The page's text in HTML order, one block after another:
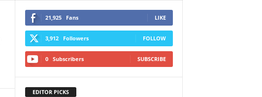
21,925 Fans LIKE
3,912 Followers FOLLOW
0 Subscribers SUBSCRIBE
EDITOR PICKS